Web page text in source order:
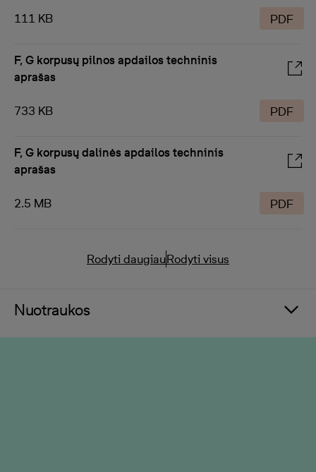
111 KB PDF
F, G korpusų pilnos apdailos techninis
aprašas
733 KB PDF
F, G korpusų dalinės apdailos techninis
aprašas
2.5 MB PDF
Rodyti daugiauRodyti visus
Nuotraukos